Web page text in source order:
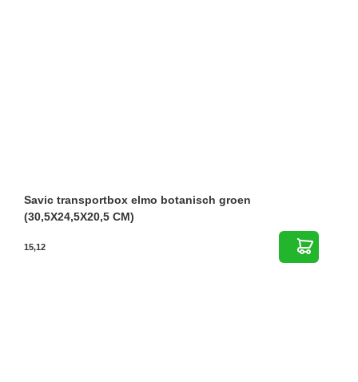
Savic transportbox elmo botanisch groen
(30,5X24,5X20,5 CM)
15,12